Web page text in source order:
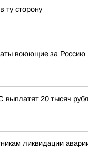
ту сторону
воюющие за
20 тысяч
ликвидации